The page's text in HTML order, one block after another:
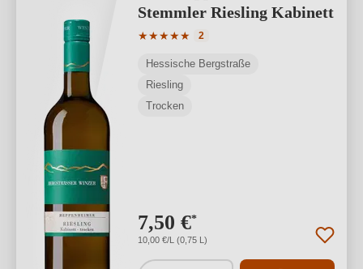
Stemmler Riesling Kabinett
★★★★★
Durchschnittliche Bewertung von 5
2
Hessische Bergstraße
Riesling
Trocken
7,50 €*
10,00 €/L (0,75 L)